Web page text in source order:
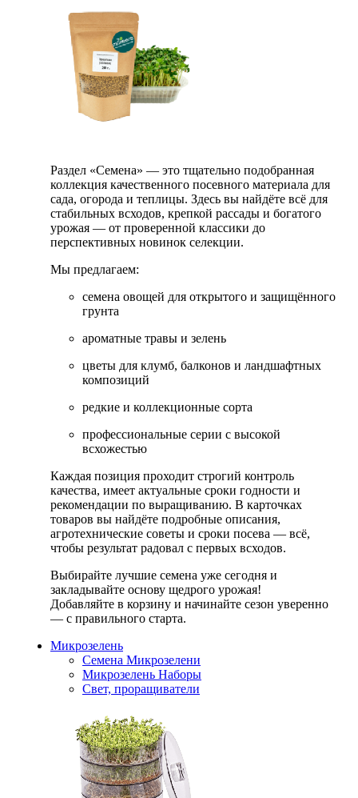
Раздел «Семена» — это тщательно подобранная
коллекция качественного посевного материала для
сада, огорода и теплицы. Здесь вы найдёте всё для
стабильных всходов, крепкой рассады и богатого
урожая — от проверенной классики до
перспективных новинок селекции.
Мы предлагаем:
семена овощей для открытого и защищённого
грунта
ароматные травы и зелень
цветы для клумб, балконов и ландшафтных
композиций
редкие и коллекционные сорта
профессиональные серии с высокой
всхожестью
Каждая позиция проходит строгий контроль
качества, имеет актуальные сроки годности и
рекомендации по выращиванию. В карточках
товаров вы найдёте подробные описания,
агротехнические советы и сроки посева — всё,
чтобы результат радовал с первых всходов.
Выбирайте лучшие семена уже сегодня и
закладывайте основу щедрого урожая!
Добавляйте в корзину и начинайте сезон уверенно
— с правильного старта.
Микрозелень
Семена Микрозелени
Микрозелень Наборы
Свет, проращиватели